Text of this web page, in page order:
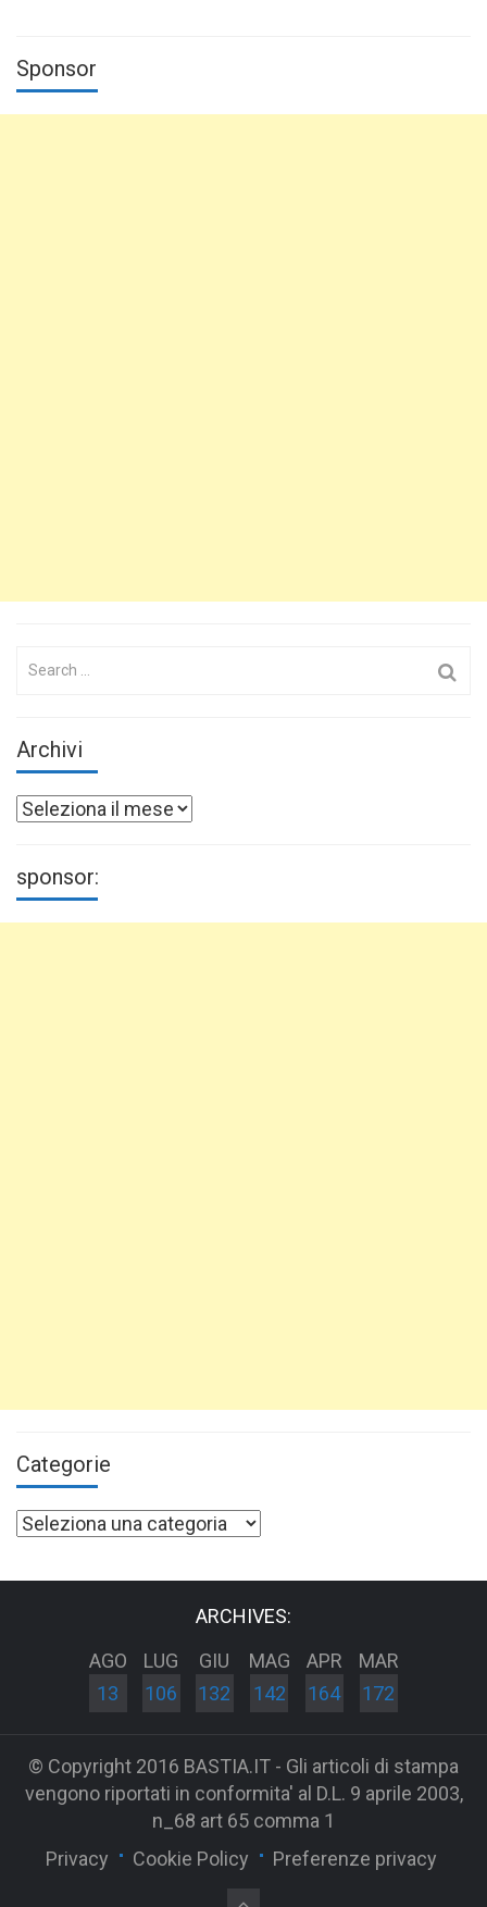
Sponsor
Search
Archivi
Archivi
sponsor:
Categorie
Categorie
ARCHIVES:
AGO
13
LUG
106
GIU
132
MAG
142
APR
164
MAR
172
© Copyright 2016 BASTIA.IT - Gli articoli di stampa
vengono riportati in conformita' al D.L. 9 aprile 2003,
n_68 art 65 comma 1
Privacy
Cookie Policy Preferenze privacy